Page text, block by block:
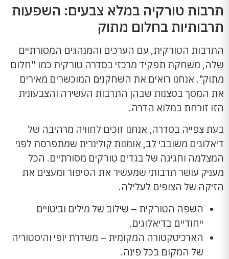
תרבות טורקיה במלא צבעים: השפעות
תרבותיות בחלום מתוק
התרבות הטורקית, עם הערכים והמנהגים המסורתיים
שלה, משחקת תפקיד מרכזי בסדרה טורקית כמו "חלום
מתוק". אנחנו רואים את השחקנים המוכשרים מאירים
את המסך בסצנות שבהן התרבות העשירה והצבעונית
הזו זורחת במלוא הדרה.
בעת צפייה בסדרה, אנחנו זוכים לחוויה מרהיבה של
דיאלוגים משובבי לב, אומנות קולינרית שמתפרסת לפני
המצלמה וחגיגה של בגדים טורקים מסורתיים. הכל
מעניק עושר תרבותי שמעשיר את הסיפור ומעצים את
הזיקה של הצופים לעלילה.
השפה הטורקית – שילוב של מילים וביטויים
ייחודיים בדיאלוגים.
הארכיטקטורה המקומית – משדרת יופי והיסטוריה
של המקום בכל פינה.